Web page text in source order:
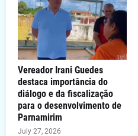
Vereador Irani Guedes
destaca importância do
diálogo e da fiscalização
para o desenvolvimento de
Parnamirim
July 27, 2026